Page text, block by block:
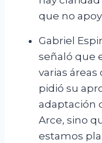
que no
Gabriel
señaló que
varias
pidió su
adaptación
Arce, sino
estamos